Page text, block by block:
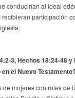
conducirían al ideal
participación
3, Hechos 18:24-48
el Nuevo
de mujeres con roles